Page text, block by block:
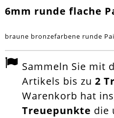
6mm runde flache
braune bronzefarbene runde
Sammeln Sie mit
Artikels bis zu 2
Warenkorb hat
Treuepunkte die